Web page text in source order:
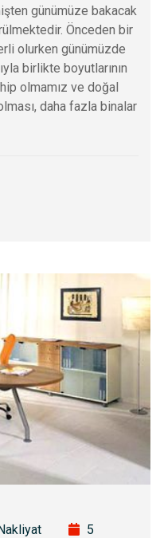
günümüze bakacak
Önceden bir
olurken günümüzde
birlikte boyutlarının
olmamız ve doğal
daha fazla binalar
5